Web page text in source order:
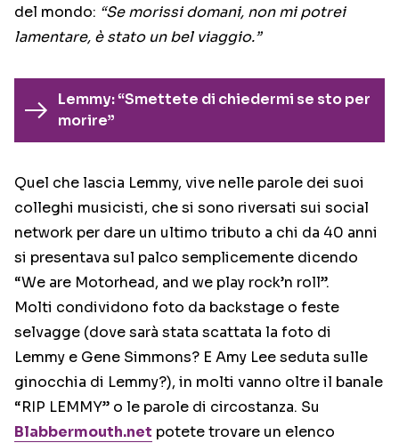
del mondo: “Se morissi domani, non mi potrei
lamentare, è stato un bel viaggio.”
Lemmy: “Smettete di chiedermi se sto per
morire”
Quel che lascia Lemmy, vive nelle parole dei suoi
colleghi musicisti, che si sono riversati sui social
network per dare un ultimo tributo a chi da 40 anni
si presentava sul palco semplicemente dicendo
“We are Motorhead, and we play rock’n roll”.
Molti condividono foto da backstage o feste
selvagge (dove sarà stata scattata la foto di
Lemmy e Gene Simmons? E Amy Lee seduta sulle
ginocchia di Lemmy?), in molti vanno oltre il banale
“RIP LEMMY” o le parole di circostanza. Su
Blabbermouth.net potete trovare un elenco